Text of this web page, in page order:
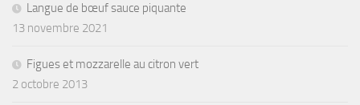
Langue de bœuf sauce piquante
13 novembre 2021
Figues et mozzarelle au citron vert
2 octobre 2013